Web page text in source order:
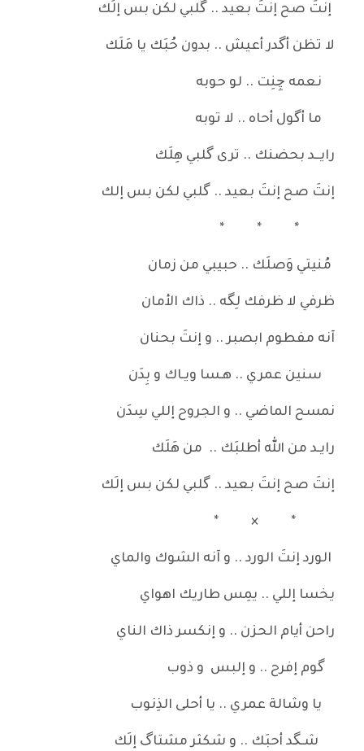
إنتَ صح إنتَ بعيد .. گلبي لكن بس إلَك
لا تظن أگدر أعيش .. بدون حُبَك يا مَلَك
نعمه چِنِت .. لو حوبه
ما أگول أحاه .. لا توبه
رايــد بحضنك .. ترى گلبي هِلَك
إنتَ صح إنتَ بعيد .. گلبي لكن بس إلك
* * *
مُنيتي وَصلَك .. حبيبي من زمان
ظرفي لا ظرفك لِگه .. ذاك الأمان
آنه مفطوم ابصبر .. و إنتَ بحنان
سنين عمري .. هـسا ويـاك و بِدَن
نمسح الماضي .. و الجروح إللي سِدَن
رايـد من الله أطلبَك .. من هَلَك
إنتَ صح إنتَ بعيد .. گلبي لكن بس إلَك
* × *
الورد إنتَ الورد .. و آنه الشوك والماي
يخسا إللي .. يمِس طاريك اهواي
راحن أيام الحزن .. و إنكسر ذاك الناي
گوم إفرح .. و إلبس و ذوب
يا وشالة عمري .. يا أحلى الذِنوب
شـگد أحبَك .. و شكثر مشتاگ إلَك